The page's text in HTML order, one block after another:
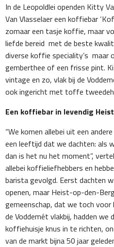
In de Leopoldlei openden Kitty
Van Vlasselaer een koffiebar
zomaar een tasje koffie, maar
liefde bereid met de beste
diverse koffie speciality’s maar
gemberthee of een frisse pint.
vintage en zo, vlak bij de
ook ingericht met toffe
Een koffiebar in levendig Heist
“We komen allebei uit een
een leeftijd dat we dachten: als
dan is het nu het moment”,
allebei koffieliefhebbers en
barista gevolgd. Eerst dachten
openen, maar Heist-op-den-
gemeenschap, dat we toch voor
de Voddemét vlakbij, hadden
koffiehuisje knus in te richten,
van de markt bijna 50 jaar